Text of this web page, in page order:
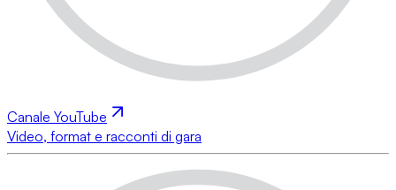
Canale YouTube
Video, format e racconti di gara